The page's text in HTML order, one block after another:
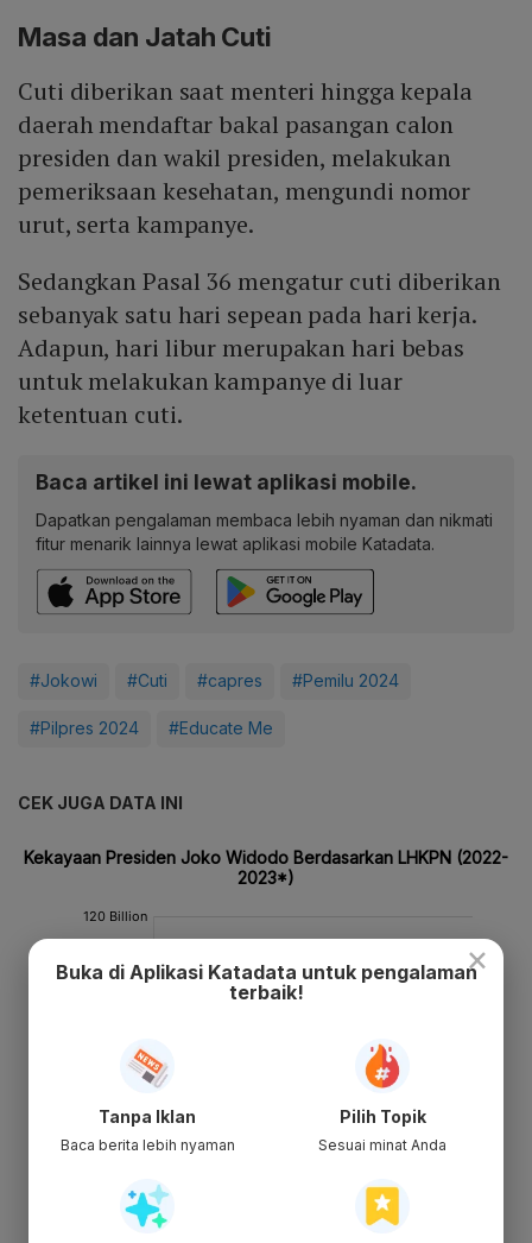
Masa dan Jatah Cuti
Cuti diberikan saat menteri hingga kepala
daerah mendaftar bakal pasangan calon
presiden dan wakil presiden, melakukan
pemeriksaan kesehatan, mengundi nomor
urut, serta kampanye.
Sedangkan Pasal 36 mengatur cuti diberikan
sebanyak satu hari sepean pada hari kerja.
Adapun, hari libur merupakan hari bebas
untuk melakukan kampanye di luar
ketentuan cuti.
Baca artikel ini lewat aplikasi mobile.
Dapatkan pengalaman membaca lebih nyaman dan nikmati
fitur menarik lainnya lewat aplikasi mobile Katadata.
#Jokowi #Cuti #capres #Pemilu 2024
#Pilpres 2024 #Educate Me
CEK JUGA DATA INI
×
Buka di Aplikasi Katadata untuk pengalaman
terbaik!
Tanpa Iklan
Baca berita lebih nyaman
Pilih Topik
Sesuai minat Anda